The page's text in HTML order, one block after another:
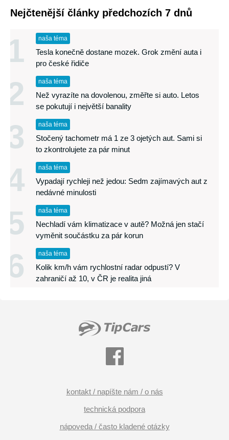
Nejčtenější články předchozích 7 dnů
1 naša téma
Tesla konečně dostane mozek. Grok změní auta i
pro české řidiče
2 naša téma
Než vyrazíte na dovolenou, změřte si auto. Letos
se pokutují i největší banality
3 naša téma
Stočený tachometr má 1 ze 3 ojetých aut. Sami si
to zkontrolujete za pár minut
4 naša téma
Vypadají rychleji než jedou: Sedm zajímavých aut z
nedávné minulosti
5 naša téma
Nechladí vám klimatizace v autě? Možná jen stačí
vyměnit součástku za pár korun
6 naša téma
Kolik km/h vám rychlostní radar odpustí? V
zahraničí až 10, v ČR je realita jiná
kontakt / napíšte nám / o nás
technická podpora
nápoveda / často kladené otázky